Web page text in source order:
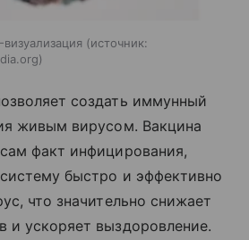
источник:
создать иммунный
живым вирусом. Вакцина
факт инфицирования,
быстро и эффективно
что значительно снижает
и ускоряет выздоровление.